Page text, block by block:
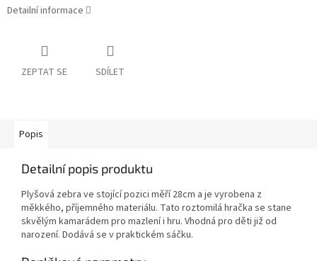
Detailní informace
ZEPTAT SE SDÍLET
Popis
Detailní popis produktu
Plyšová zebra ve stojící pozici měří 28cm a je vyrobena z
měkkého, příjemného materiálu. Tato roztomilá hračka se stane
skvělým kamarádem pro mazlení i hru. Vhodná pro děti již od
narození. Dodává se v praktickém sáčku.